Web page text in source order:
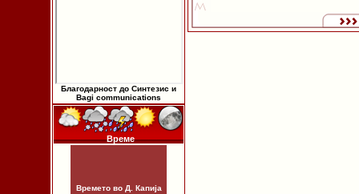
Благодарност до Синтезис и
Bagi communications
Време
Времето во Д. Капија